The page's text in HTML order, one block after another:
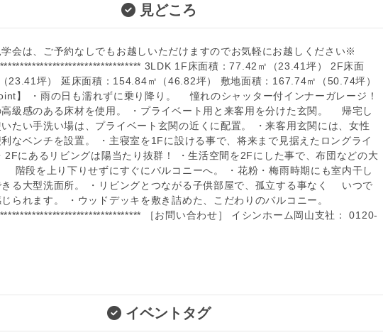
見どころ
会は、ご予約なしでもお越しいただけますのでお気軽にお越しください※
3LDK 1F床面積：77.42㎡（23.41坪） 2F床面
23.41坪） 延床面積：154.84㎡（46.82坪） 敷地面積：167.74㎡（50.74坪）
】 ・雨の日も濡れずに乗り降り。 憧れのシャッター付インナーガレージ！
高級感のある床材を使用。 ・プライベート用と来客用を分けた玄関。 帰宅し
たい手洗い場は、プライベート玄関の近くに配置。 ・来客用玄関には、女性
なベンチを設置。 ・主寝室を1Fに設ける事で、将来まで見据えたロングライ
2Fにあるリビングは陽当たり抜群！ ・生活空間を2Fにした事で、布団などの大
階段を上り下りせずにすぐにバルコニーへ。 ・花粉・梅雨時期にも室内干し
る大型洗面所。 ・リビングとつながる子供部屋で、孤立する事なく いつで
られます。 ・ウッドデッキを敷き詰めた、こだわりのバルコニー。
［お問い合わせ］ イシンホーム岡山支社： 0120-
イベントタグ